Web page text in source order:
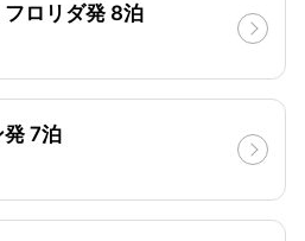
ロリダ発 8泊
7泊